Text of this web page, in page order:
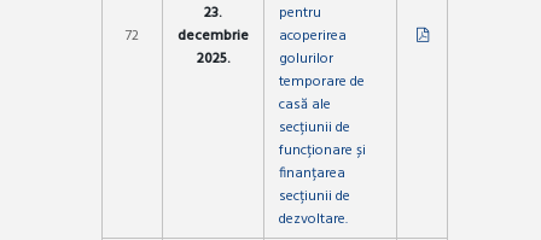
72
23.
decembrie
2025.
pentru
acoperirea
golurilor
temporare de
casă ale
secțiunii de
funcționare și
finanțarea
secțiunii de
dezvoltare.